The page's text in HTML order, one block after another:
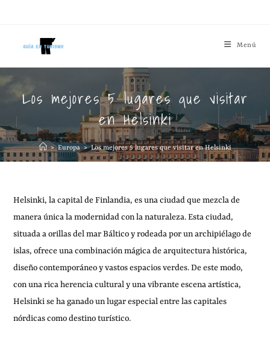
Menú
Los mejores 5 lugares que visitar
en Helsinki
> Europa > Los mejores 5 lugares que visitar en Helsinki
Helsinki, la capital de Finlandia, es una ciudad que mezcla de
manera única la modernidad con la naturaleza. Esta ciudad,
situada a orillas del mar Báltico y rodeada por un archipiélago de
islas, ofrece una combinación mágica de arquitectura histórica,
diseño contemporáneo y vastos espacios verdes. De este modo,
con una rica herencia cultural y una vibrante escena artística,
Helsinki se ha ganado un lugar especial entre las capitales
nórdicas como destino turístico.